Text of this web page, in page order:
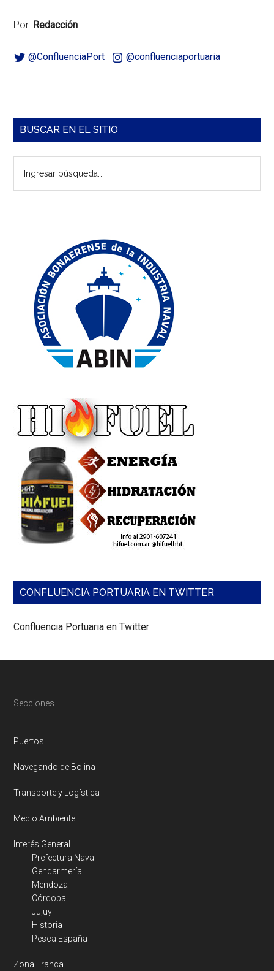
Por: Redacción
@ConfluenciaPort @confluenciaportuaria
Barra
principal
BUSCAR EN EL SITIO
búsqueda…
CONFLUENCIA PORTUARIA EN TWITTER
Confluencia Portuaria en Twitter
Footer
Secciones
Puertos
Navegando de Bolina
Transporte y Logística
Medio Ambiente
Interés General
Prefectura Naval
Gendarmería
Mendoza
Córdoba
Jujuy
Historia
Pesca España
Zona Franca